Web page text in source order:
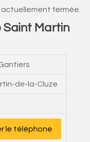
fermée.
Saint Martin
de-la-Cluze
le téléphone